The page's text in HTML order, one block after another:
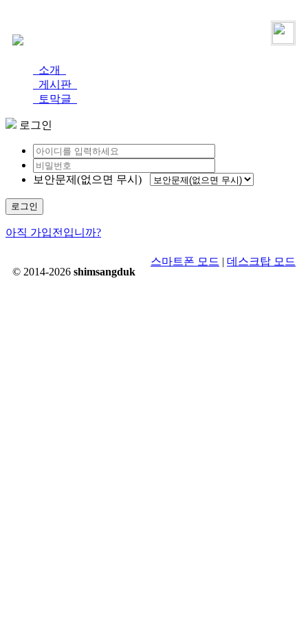
소개
게시판
토막글
로그인
보안문제(없으면 무시)
로그인
아직 가입전입니까?
© 2014-2026 shimsangduk
스마트폰 모드 | 데스크탑 모드